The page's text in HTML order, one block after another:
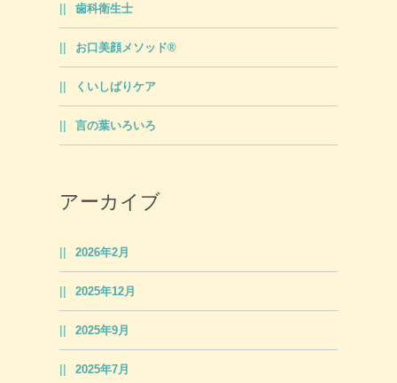
歯科衛生士
お口美顔メソッド®
くいしばりケア
言の葉いろいろ
アーカイブ
2026年2月
2025年12月
2025年9月
2025年7月